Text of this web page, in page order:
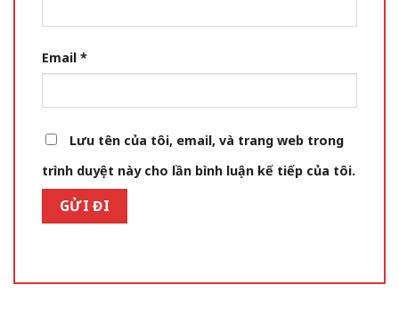
Email *
Lưu tên của tôi, email, và trang web trong
trình duyệt này cho lần bình luận kế tiếp của tôi.